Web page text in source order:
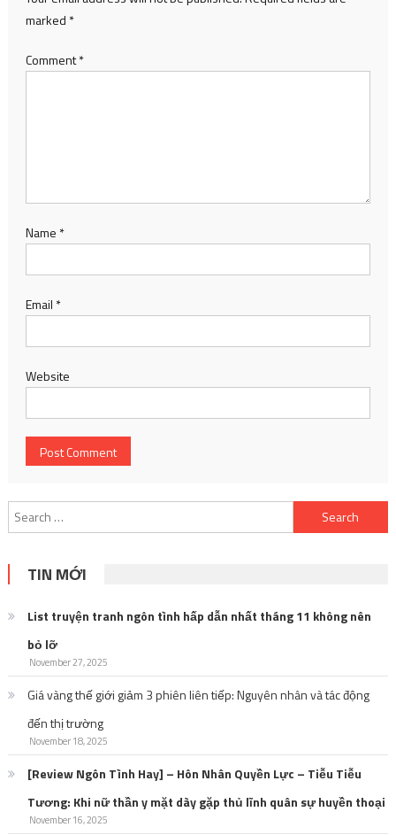
marked *
Comment*
Name *
Email *
Website
Search
for:
TIN MỚI
List truyện tranh ngôn tình hấp dẫn nhất tháng 11 không nên
bỏ lỡ
November 27, 2025
Giá vàng thế giới giảm 3 phiên liên tiếp: Nguyên nhân và tác động
đến thị trường
November 18, 2025
[Review Ngôn Tình Hay] – Hôn Nhân Quyền Lực – Tiễu Tiễu
Tương: Khi nữ thần y mặt dày gặp thủ lĩnh quân sự huyền thoại
November 16, 2025